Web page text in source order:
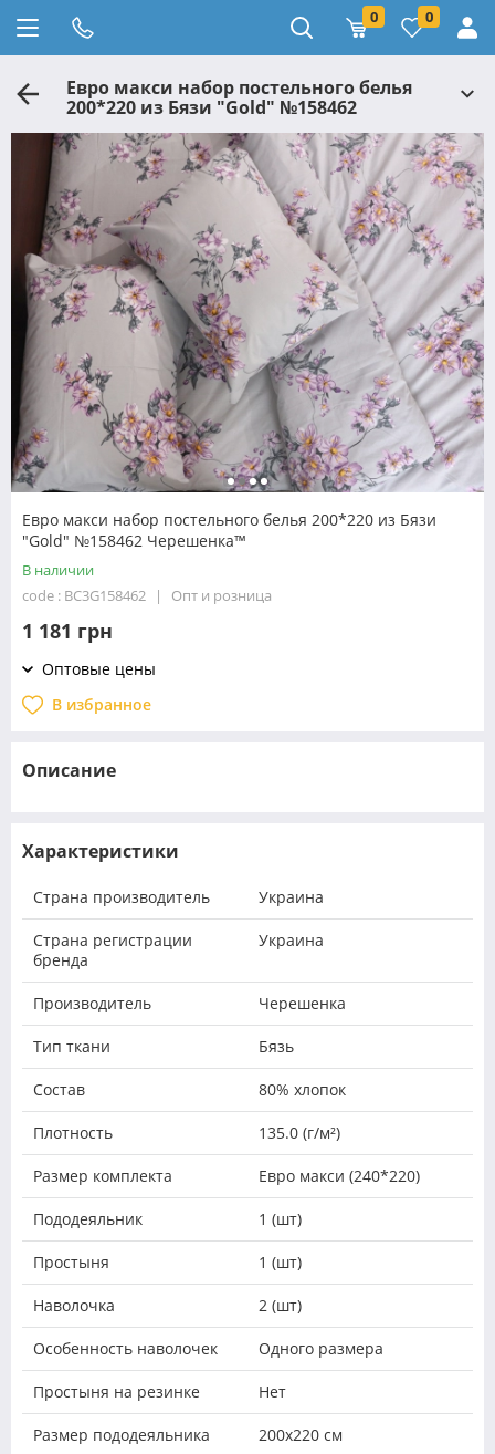
0 0
Евро макси набор постельного белья
200*220 из Бязи "Gold" №158462
Черешенка™
Евро макси набор постельного белья 200*220 из Бязи
"Gold" №158462 Черешенка™
В наличии
code : BC3G158462
Опт и розница
1 181 грн
Оптовые цены
В избранное
Описание
Характеристики
Страна производитель Украина
Страна регистрации
бренда
Украина
Производитель Черешенка
Тип ткани Бязь
Состав 80% хлопок
Плотность 135.0 (г/м²)
Размер комплекта Евро макси (240*220)
Пододеяльник 1 (шт)
Простыня 1 (шт)
Наволочка 2 (шт)
Особенность наволочек Одного размера
Простыня на резинке Нет
Размер пододеяльника 200х220 см